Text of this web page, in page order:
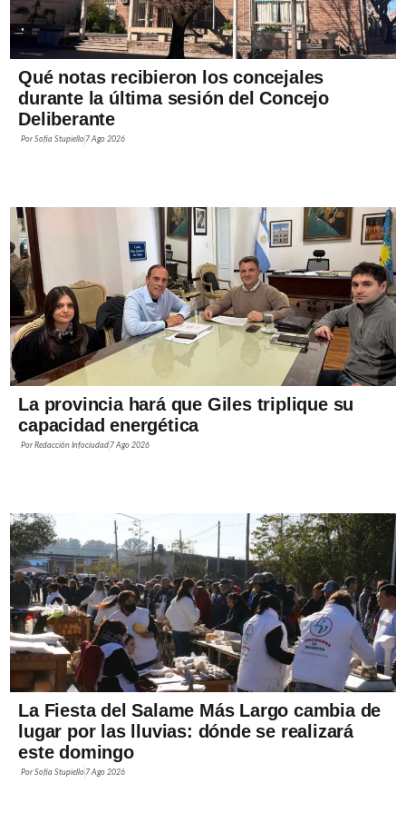
Qué notas recibieron los concejales
durante la última sesión del Concejo
Deliberante
PorSofía Stupiello 7 Ago 2026
La provincia hará que Giles triplique su
capacidad energética
PorRedacción Infociudad 7 Ago 2026
La Fiesta del Salame Más Largo cambia de
lugar por las lluvias: dónde se realizará
este domingo
PorSofía Stupiello 7 Ago 2026